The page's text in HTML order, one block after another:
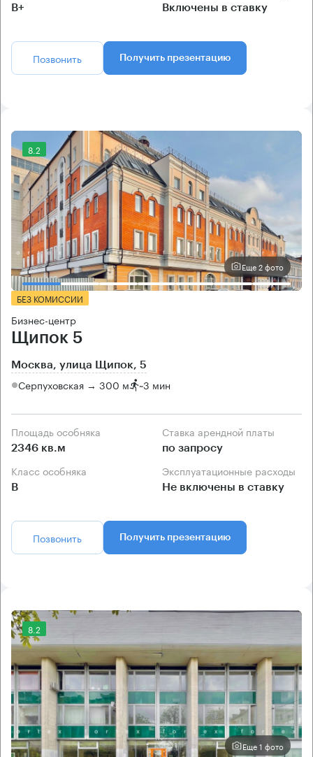
B+ Включены в ставку
Позвонить Получить презентацию
8.2
Еще 2 фото
БЕЗ КОМИССИИ
Бизнес-центр
Щипок 5
Москва, улица Щипок, 5
Серпуховская → 300 м ~3 мин
Площадь особняка
2346 кв.м
Ставка арендной платы
по запросу
Класс особняка
B
Эксплуатационные расходы
Не включены в ставку
Позвонить Получить презентацию
8.2
Еще 1 фото